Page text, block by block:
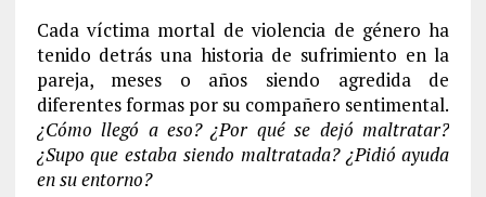
Cada víctima mortal de violencia de género ha
tenido detrás una historia de sufrimiento en la
pareja, meses o años siendo agredida de
diferentes formas por su compañero sentimental.
¿Cómo llegó a eso? ¿Por qué se dejó maltratar?
¿Supo que estaba siendo maltratada? ¿Pidió ayuda
en su entorno?